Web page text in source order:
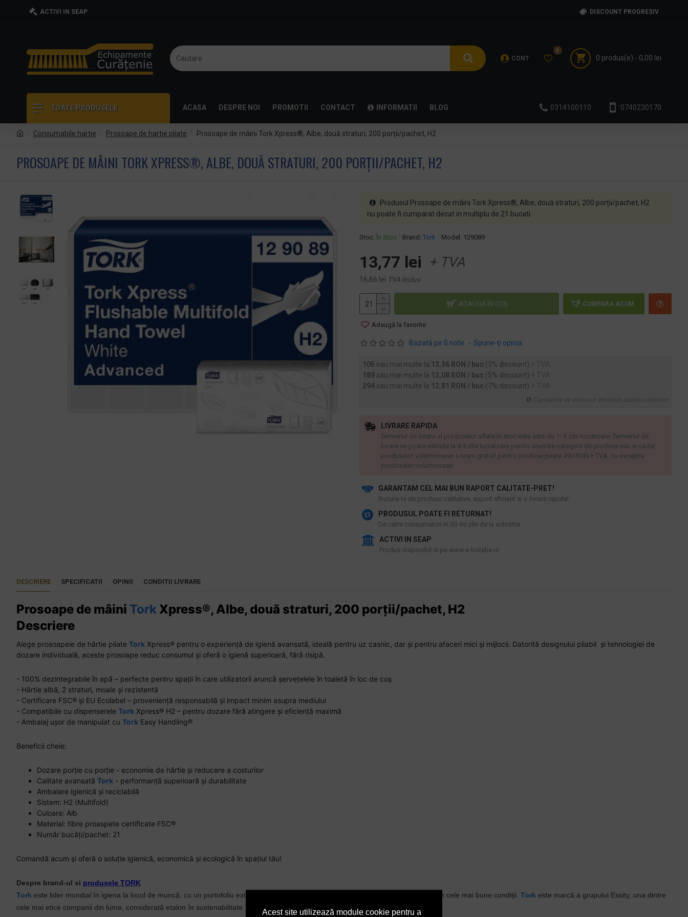
Acest site utilizează module cookie pentru a
ACTIVI IN SEAP DISCOUNT PROGRESIV
CONT
0
0 produs(e) - 0,00 lei
TOATE PRODUSELE ACASA DESPRE NOI PROMOTII CONTACT INFORMATII BLOG 0314100110 0740230170
Consumabile hartie Prosoape de hartie pliate Prosoape de mâini Tork Xpress®, Albe, două straturi, 200 porții/pachet, H2
PROSOAPE DE MÂINI TORK XPRESS®, ALBE, DOUĂ STRATURI, 200 PORȚII/PACHET, H2
Stoc: În Stoc Brand: Tork Model: 129089
Bazată pe 0 note. - Spune-ţi opinia
13,77 lei + TVA
16,66 lei TVA inclus
ADAUGĂ ÎN COŞ CUMPARA ACUM
Adaugă la favorite
Produsul Prosoape de mâini Tork Xpress®, Albe, două straturi, 200 porții/pachet, H2
nu poate fi cumparat decat in multiplu de 21 bucati
105 sau mai multe la 13,36 RON / buc (3% discount)
189 sau mai multe la 13,08 RON / buc (5% discount)
294 sau mai multe la 12,81 RON / buc (7% discount)
GARANTAM CEL MAI BUN RAPORT CALITATE-PRET!
​Bucura-te de produse calitative, suport eficient si o livrare rapida!
PRODUSUL POATE FI RETURNAT!
De catre consumatori in 30 de zile de la achizitie
ACTIVI IN SEAP
Produs disponibil si pe www.e-licitatie.ro
LIVRARE RAPIDA
Termenul de livrare al produselor aflate in stoc este este de 1- 3 zile lucratoare. Termenul de
livrare se poate extinde la 4-5 zile lucratoare pentru anumite categorii de produse sau in cazul
produselor voluminoase. Livram gratuit pentru produse peste 490 RON + TVA, cu exceptia
produselor voluminoase.
DESCRIERE SPECIFICATII OPINII CONDITII LIVRARE
Prosoape de mâini Tork Xpress®, Albe, două straturi, 200 porții/pachet, H2
Descriere
Alege prosoapele de hârtie pliate Tork Xpress® pentru o experiență de igienă avansată, ideală pentru uz casnic, dar și pentru afaceri mici și mijlocii. Datorită designului pliabil și tehnologiei de
dozare individuală, aceste prosoape reduc consumul și oferă o igienă superioară, fără risipă.
- 100% dezintegrabile în apă – perfecte pentru spații în care utilizatorii aruncă șervețelele în toaletă în loc de coș
- Hârtie albă, 2 straturi, moale și rezistentă
- Certificare FSC® și EU Ecolabel – proveniență responsabilă și impact minim asupra mediului
- Compatibile cu dispenserele Tork Xpress® H2 – pentru dozare fără atingere și eficiență maximă
- Ambalaj ușor de manipulat cu Tork Easy Handling®
Beneficii cheie:
Dozare porție cu porție - economie de hârtie și reducere a costurilor
Calitate avansată Tork - performanță superioară și durabilitate
Ambalare igienică și reciclabilă
Sistem: H2 (Multifold)
Culoare: Alb
Material: fibre proaspete certificate FSC®
Număr bucăți/pachet: 21
Comandă acum și oferă o soluție igienică, economică și ecologică în spațiul tău!
Despre brand-ul si produsele TORK
Tork este lider mondial în igiena la locul de muncă, cu un portofoliu extins de produse moderne care ajută la păstrarea curățeniei, în cele mai bune condiții. Tork este marcă a grupului Essity, una dintre
cele mai etice companii din lume, considerată etalon în sustenabilitate.